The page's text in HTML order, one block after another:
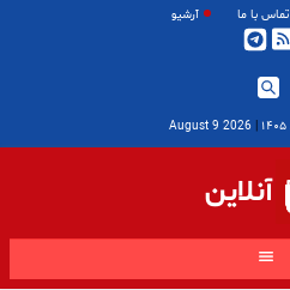
تماس با ما آرشیو
|
2026 August 9
آنلاین